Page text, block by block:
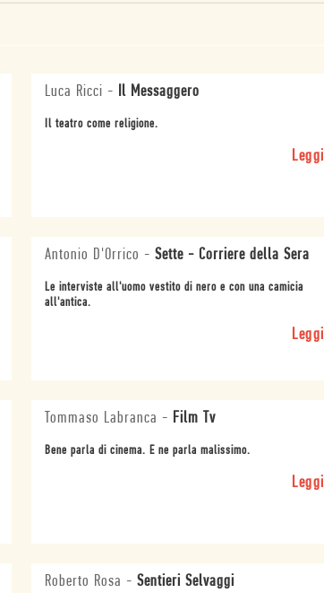
Luca Ricci - Il Messaggero
Il teatro come religione.
Leggi
Antonio D'Orrico - Sette - Corriere della Sera
Le interviste all'uomo vestito di nero e con una camicia
all'antica.
Leggi
Tommaso Labranca - Film Tv
Bene parla di cinema. E ne parla malissimo.
Leggi
Roberto Rosa - Sentieri Selvaggi